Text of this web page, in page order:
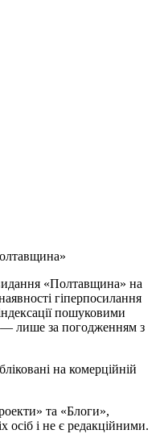
«Полтавщина» на
гіперпосилання
пошуковими
лише за погодженням з
на комерційній
та «Блоги»,
осіб і не є редакційними.